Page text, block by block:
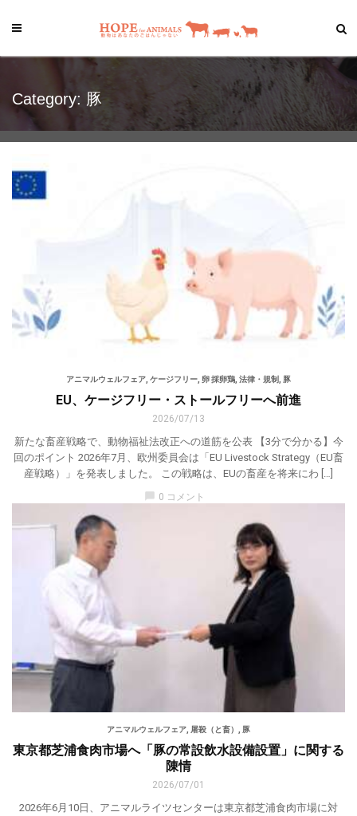
Category: 豚
アニマルウェルフェア, ケージフリー, 卵 採卵鶏, 法律・規制, 豚
EU、ケージフリー・ストールフリーへ前進
2026/07/13
新たな畜産戦略で、動物福祉法改正への道筋を公表 【3分で分かる】今
回のポイント 2026年7月、欧州委員会は「EU Livestock Strategy（EU畜
産戦略）」を発表しました。 この戦略は、EUの畜産を将来にわ […]
chat_bubble 0 コメント
アニマルウェルフェア 屠殺（と畜） 豚
東京都芝浦食肉市場へ「豚の常設飲水設備設置」に関する
陳情
2026/07/01
2026年6月10日、アニマルライツセンターは東京都芝浦食肉市場に対